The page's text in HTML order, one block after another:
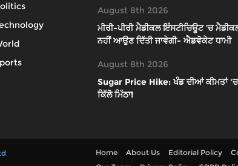
August 8th 2026
ਮੀਰੀ-ਪੀਰੀ ਮੈਡੀਕਲ ਇੰਸਟੀਚਿਊਟ ’ਚ
ਨਹੀਂ ਆਉਣ ਦਿੱਤੀ ਜਾਵੇਗੀ- ਐਡਵੋਕੇਟ ਧਾਮੀ
August 8th 2026
Sugar Price Hike: ਖੰਡ ਦੀਆਂ ਕੀਮਤਾਂ
ਕਿੱਲੋ ਮਿੱਠਾ!
Home About Us Editorial Policy